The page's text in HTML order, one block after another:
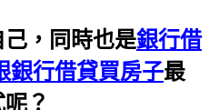
，同時也是銀行借
銀行借貸買房子最
？